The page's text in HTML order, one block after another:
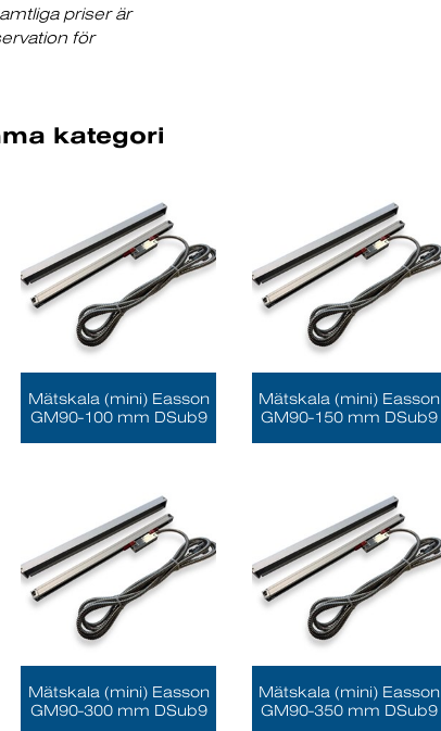
priser är
för
kategori
Mätskala (mini) Easson
GM90-100 mm DSub9
Mätskala (mini) Easson
GM90-150 mm DSub9
Mätskala (mini) Easson
GM90-300 mm DSub9
Mätskala (mini) Easson
GM90-350 mm DSub9